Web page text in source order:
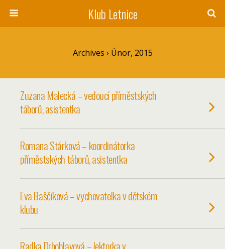
Klub Letnice
Archives › Únor, 2015
Zuzana Malecká – vedoucí příměstských
táborů, asistentka
Romana Stárková – koordinátorka
příměstských táborů, asistentka
Eva Baščíková – vychovatelka v dětském
klubu
Radka Drbohlavová – lektorka v